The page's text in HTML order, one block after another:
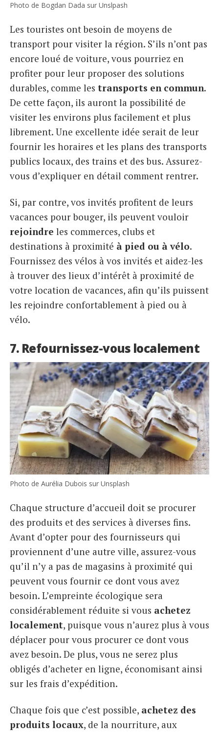
Photo de Bogdan Dada sur Unslpash
Les touristes ont besoin de moyens de
transport pour visiter la région. S’ils n’ont pas
encore loué de voiture, vous pourriez en
profiter pour leur proposer des solutions
durables, comme les transports en commun.
De cette façon, ils auront la possibilité de
visiter les environs plus facilement et plus
librement. Une excellente idée serait de leur
fournir les horaires et les plans des transports
publics locaux, des trains et des bus. Assurez-
vous d’expliquer en détail comment rentrer.
Si, par contre, vos invités profitent de leurs
vacances pour bouger, ils peuvent vouloir
rejoindre les commerces, clubs et
destinations à proximité à pied ou à vélo.
Fournissez des vélos à vos invités et aidez-les
à trouver des lieux d’intérêt à proximité de
votre location de vacances, afin qu’ils puissent
les rejoindre confortablement à pied ou à
vélo.
7. Refournissez-vous localement
Photo de Aurélia Dubois sur Unsplash
Chaque structure d’accueil doit se procurer
des produits et des services à diverses fins.
Avant d’opter pour des fournisseurs qui
proviennent d’une autre ville, assurez-vous
qu’il n’y a pas de magasins à proximité qui
peuvent vous fournir ce dont vous avez
besoin. L’empreinte écologique sera
considérablement réduite si vous achetez
localement, puisque vous n’aurez plus à vous
déplacer pour vous procurer ce dont vous
avez besoin. De plus, vous ne serez plus
obligés d’acheter en ligne, économisant ainsi
sur les frais d’expédition.
Chaque fois que c’est possible, achetez des
produits locaux, de la nourriture, aux